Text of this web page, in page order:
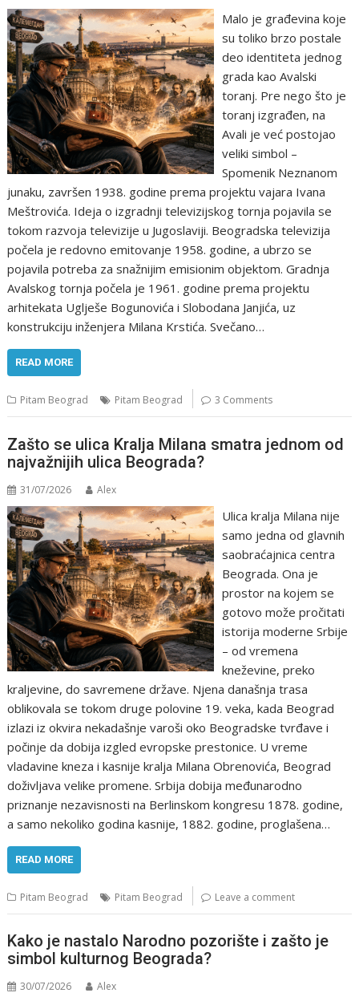
Malo je građevina koje
su toliko brzo postale
deo identiteta jednog
grada kao Avalski
toranj. Pre nego što je
toranj izgrađen, na
Avali je već postojao
veliki simbol –
Spomenik Neznanom
junaku, završen 1938. godine prema projektu vajara Ivana
Meštrovića. Ideja o izgradnji televizijskog tornja pojavila se
tokom razvoja televizije u Jugoslaviji. Beogradska televizija
počela je redovno emitovanje 1958. godine, a ubrzo se
pojavila potreba za snažnijim emisionim objektom. Gradnja
Avalskog tornja počela je 1961. godine prema projektu
arhitekata Uglješe Bogunovića i Slobodana Janjića, uz
konstrukciju inženjera Milana Krstića. Svečano…
READ MORE
Pitam Beograd Pitam Beograd 3 Comments
Zašto se ulica Kralja Milana smatra jednom od
najvažnijih ulica Beograda?
31/07/2026 Alex
Ulica kralja Milana nije
samo jedna od glavnih
saobraćajnica centra
Beograda. Ona je
prostor na kojem se
gotovo može pročitati
istorija moderne Srbije
– od vremena
kneževine, preko
kraljevine, do savremene države. Njena današnja trasa
oblikovala se tokom druge polovine 19. veka, kada Beograd
izlazi iz okvira nekadašnje varoši oko Beogradske tvrđave i
počinje da dobija izgled evropske prestonice. U vreme
vladavine kneza i kasnije kralja Milana Obrenovića, Beograd
doživljava velike promene. Srbija dobija međunarodno
priznanje nezavisnosti na Berlinskom kongresu 1878. godine,
a samo nekoliko godina kasnije, 1882. godine, proglašena…
READ MORE
Pitam Beograd Pitam Beograd Leave a comment
Kako je nastalo Narodno pozorište i zašto je
simbol kulturnog Beograda?
30/07/2026 Alex